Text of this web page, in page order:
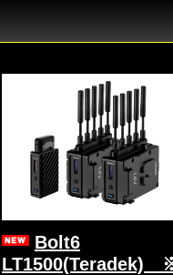
Bolt6
LT1500(Teradek)